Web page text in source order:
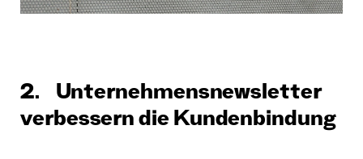
2. Unternehmensnewsletter
verbessern die Kundenbindung